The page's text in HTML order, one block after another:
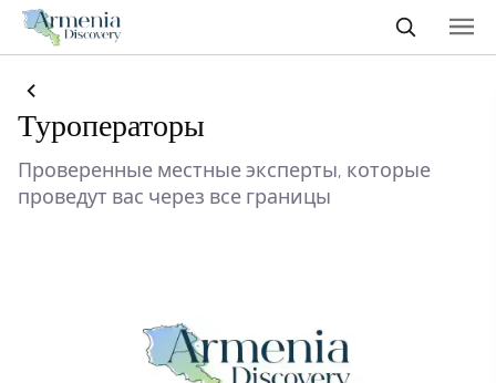
Туроператоры
Проверенные местные эксперты, которые
проведут вас через все границы